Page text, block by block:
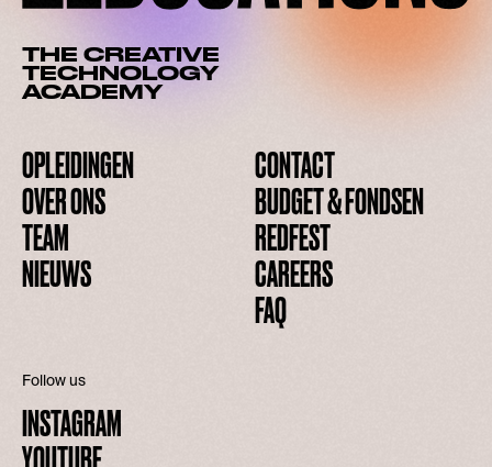
THE CREATIVE
TECHNOLOGY
ACADEMY
OPLEIDINGEN
OVER ONS
TEAM
NIEUWS
CONTACT
BUDGET & FONDSEN
REDFEST
CAREERS
FAQ
Follow us
INSTAGRAM